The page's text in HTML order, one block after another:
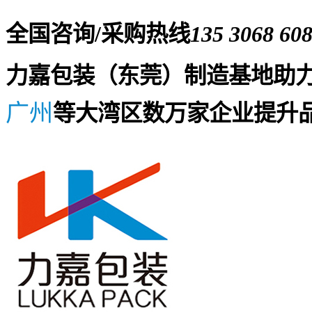
全国咨询/采购热线135 3068
力嘉包装（东莞）制造基地助
广州等大湾区数万家企业提升